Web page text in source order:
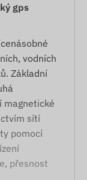
gps
vodních
Základní
magnetické
sítí
pomocí
přesnost